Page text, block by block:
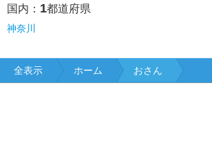
国内： 1都道府県
神奈川
全表示 ホーム おさん